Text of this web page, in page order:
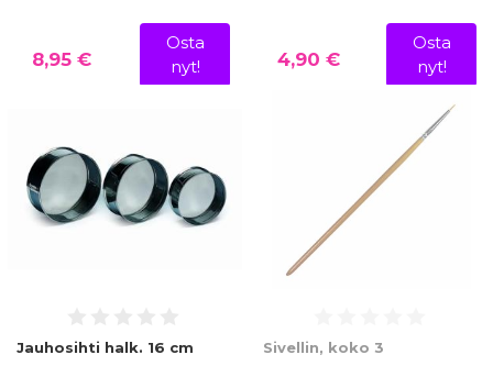
8,95 €
Osta
nyt!
4,90 €
Osta
nyt!
Jauhosihti halk. 16 cm Sivellin, koko 3